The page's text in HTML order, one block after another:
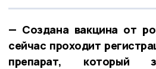
— Создана вакцина от
сейчас проходит
препарат, который